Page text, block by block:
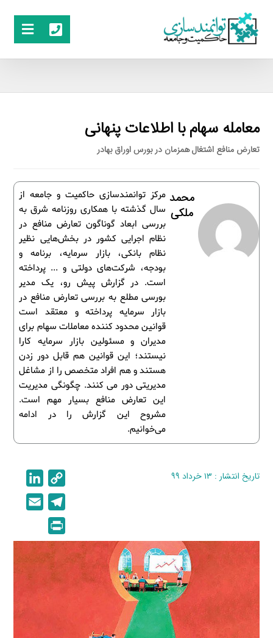
معامله سهام با اطلاعات پنهانی
تعارض منافع اشتغال همزمان در بورس اوراق بهادر
مرکز توانمندسازی حاکمیت و جامعه از
سال گذشته با همکاری روزنامه شرق به
بررسی ابعاد گوناگون تعارض منافع در
نظام اجرایی کشور در بخش‌هایی نظیر
نظام بانکی، بازار سرمایه، برنامه و
بودجه، شرکت‌های دولتی و ... پرداخته
است. در گزارش پیش رو، یک مدیر
بورسی مطلع به بررسی تعارض منافع در
بازار سرمایه پرداخته و معتقد است
قوانین محدود کننده معاملات سهام برای
مدیران و مسئولین بازار سرمایه کارا
نیستند؛ این قوانین هم قابل دور زدن
هستند و هم افراد متخصص را از مشاغل
مدیریتی دور می کنند. چگونگی مدیریت
این تعارض منافع بسیار مهم است.
مشروح این گزارش را در ادامه
می‌خوانیم.
محمد
ملکی
تاریخ انتشار : ۱۳ خرداد ۹۹
o
p
y
L
i
n
e
e
l
e
r
i
r
i
t